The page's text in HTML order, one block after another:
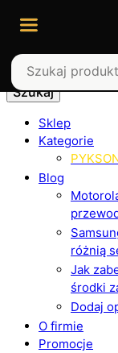
Szukaj
Sklep
Kategorie
Blog
różnią
Jak
środki
Dodaj
O firmie
Promocje